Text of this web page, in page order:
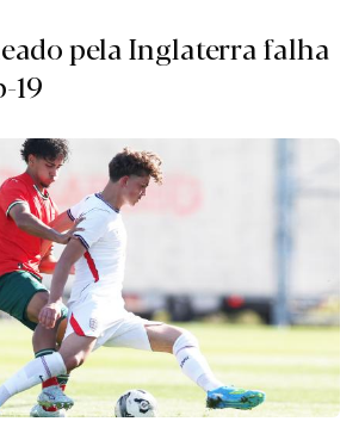
pela Inglaterra falha
19